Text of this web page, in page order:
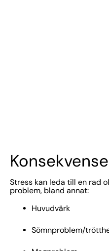
Stress kan leda till en rad
problem, bland annat:
Huvudvärk
Sömnproblem/